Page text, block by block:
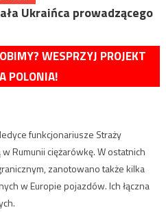
Ukraińca prowadzącego
WESPRZYJ PROJEKT
POLONIA!
funkcjonariusze Straży
Rumunii ciężarówkę. W ostatnich
zanotowano także kilka
w Europie pojazdów. Ich łączna